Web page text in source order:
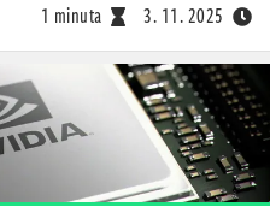
1 minuta 3. 11. 2025